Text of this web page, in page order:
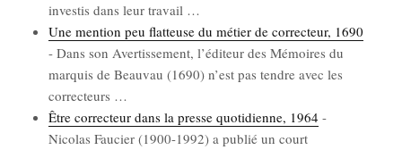
inves­tis dans leur tra­vail …
Une men­tion peu flat­teuse du métier de cor­rec­teur, 1690
- Dans son Aver­tis­se­ment, l’é­di­teur des Mémoires du
mar­quis de Beau­vau (1690) n’est pas tendre avec les
cor­rec­teurs …
Être cor­rec­teur dans la presse quo­ti­dienne, 1964 -
Nico­las Fau­cier (1900-1992) a publié un court